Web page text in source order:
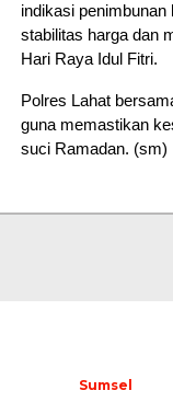
indikasi
stabilitas harga dan
Hari Raya Idul Fitri.
Polres Lahat
guna memastikan
suci Ramadan. (sm)
Sumsel